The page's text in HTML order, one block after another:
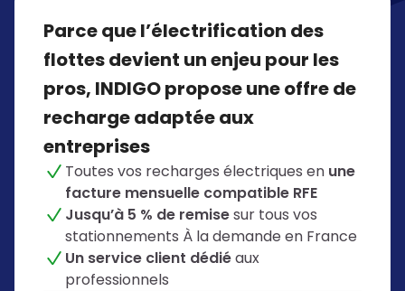
Parce que l’électrification des
flottes devient un enjeu pour les
pros, INDIGO propose une offre de
recharge adaptée aux
entreprises
Toutes vos recharges électriques en une
facture mensuelle compatible RFE
Jusqu’à 5 % de remisesur tous vos
stationnements À la demande en France
Un service client dédiéaux
professionnels